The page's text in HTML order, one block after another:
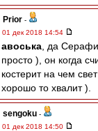
Prior -
01 дек 2018 14:54
авоська , да
просто ), он когда
костерит на чем
хорошо то хвалит ).
sengoku -
01 дек 2018 14:50